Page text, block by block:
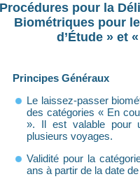
pour la
Biométriques pour
d’Étude » et
Principes Généraux
Le laissez-passer
des catégories « En
». Il est valable pour
plusieurs voyages.
Validité pour la
ans à partir de la date